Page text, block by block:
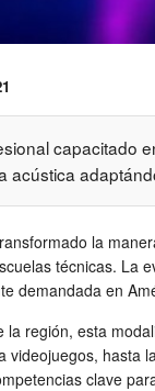
capacitado
acústica
la
técnicas. La
demandada en
región, esta
clave